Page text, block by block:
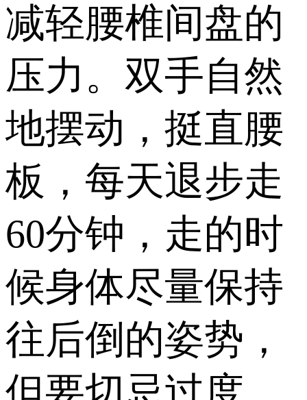
减轻腰椎间盘的
压力。双手自然
地摆动，挺直腰
板，每天退步走
60分钟，走的时
候身体尽量保持
往后倒的姿势，